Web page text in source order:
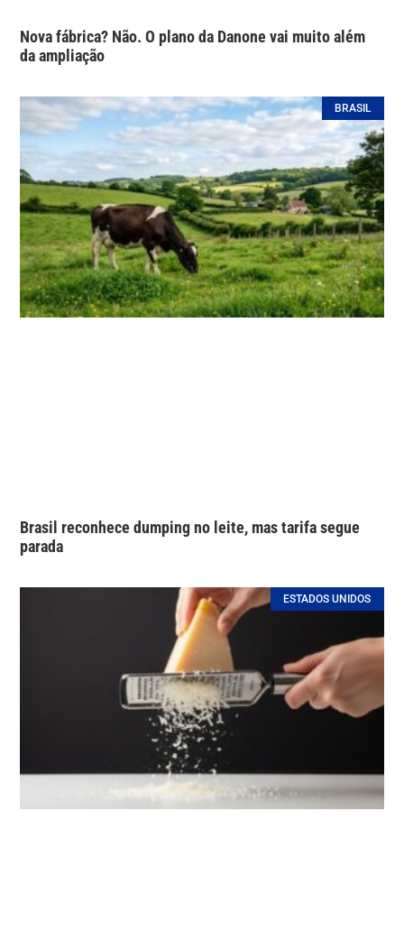
Nova fábrica? Não. O plano da Danone vai muito além
da ampliação
BRASIL
Brasil reconhece dumping no leite, mas tarifa segue
parada
ESTADOS UNIDOS